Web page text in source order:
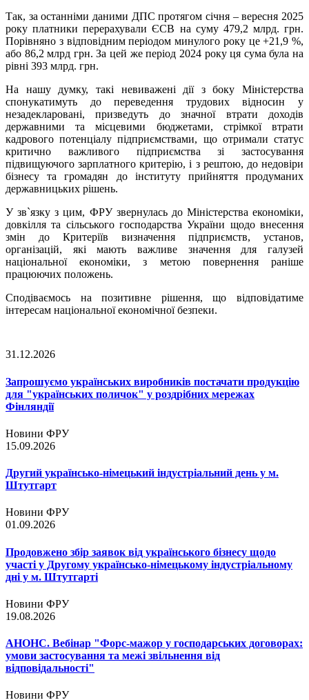
Так, за останніми даними ДПС протягом січня – вересня 2025
року платники перерахували ЄСВ на суму 479,2 млрд. грн.
Порівняно з відповідним періодом минулого року це +21,9 %,
або 86,2 млрд грн. За цей же період 2024 року ця сума була на
рівні 393 млрд. грн.
На нашу думку, такі невиважені дії з боку Міністерства
спонукатимуть до переведення трудових відносин у
незадекларовані, призведуть до значної втрати доходів
державними та місцевими бюджетами, стрімкої втрати
кадрового потенціалу підприємствами, що отримали статус
критично важливого підприємства зі застосування
підвищуючого зарплатного критерію, і з рештою, до недовіри
бізнесу та громадян до інституту прийняття продуманих
державницьких рішень.
У зв`язку з цим, ФРУ звернулась до Міністерства економіки,
довкілля та сільського господарства України щодо внесення
змін до Критеріїв визначення підприємств, установ,
організацій, які мають важливе значення для галузей
національної економіки, з метою повернення раніше
працюючих положень.
Сподіваємось на позитивне рішення, що відповідатиме
інтересам національної економічної безпеки.
31.12.2026
Запрошуємо українських виробників постачати продукцію
для "українських поличок" у роздрібних мережах
Фінляндії
Новини ФРУ
15.09.2026
Другий українсько-німецький індустріальний день у м.
Штутгарт
Новини ФРУ
01.09.2026
Продовжено збір заявок від українського бізнесу щодо
участі у Другому українсько-німецькому індустріальному
дні у м. Штутгарті
Новини ФРУ
19.08.2026
АНОНС. Вебінар "Форс-мажор у господарських договорах:
умови застосування та межі звільнення від
відповідальності"
Новини ФРУ